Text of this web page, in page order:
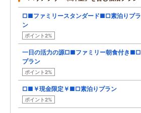
□■ファミリースタンダード■□素泊りプラ
ン
ポイント2%
一日の活力の源□■ファミリー朝食付き■□
プラン
ポイント2%
□■￥現金限定￥■□素泊りプラン
ポイント2%